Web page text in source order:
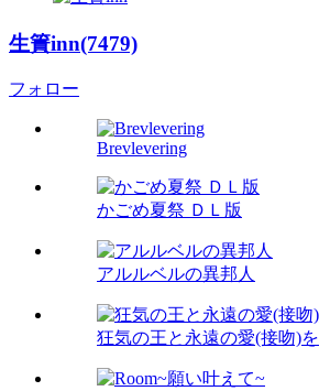
生簀inn(7479)
フォロー
Brevlevering
かごめ夏祭 ＤＬ版
アルルベルの異邦人
狂気の王と永遠の愛(接吻)を